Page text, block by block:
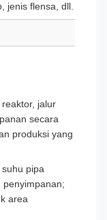
jenis flensa, dll.
jalur
secara
produksi yang
pipa
penyimpanan;
area